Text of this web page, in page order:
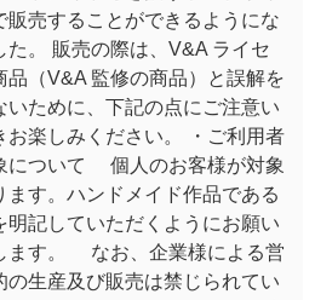
販売することができるようにな
た。 販売の際は、V&A ライセ
品（V&A 監修の商品）と誤解を
いために、下記の点にご注意い
お楽しみください。 ・ご利用者
について 個人のお客様が対象
ます。ハンドメイド作品である
明記していただくようにお願い
ます。 なお、企業様による営
の生産及び販売は禁じられてい